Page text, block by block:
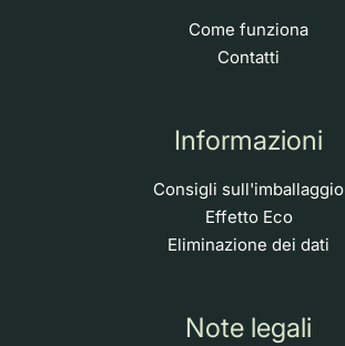
Come funziona
Contatti
Informazioni
Consigli sull'imballaggio
Effetto Eco
Eliminazione dei dati
Note legali